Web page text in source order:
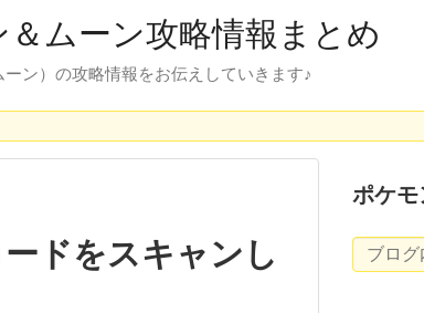
ムーン攻略情報まとめ
ン）の攻略情報をお伝えしていきます♪
ドをスキャンし
ポケモ